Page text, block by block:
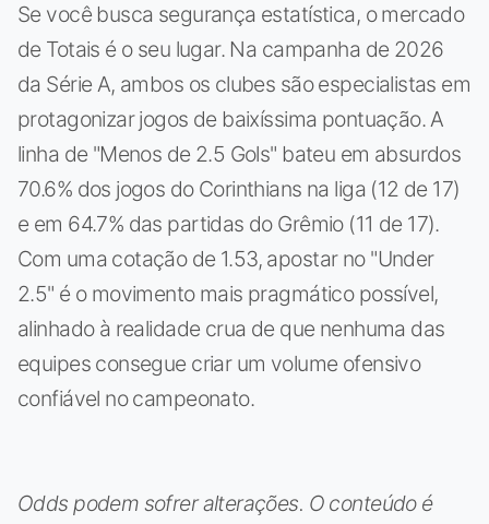
Se você busca segurança estatística, o mercado
de Totais é o seu lugar. Na campanha de 2026
da Série A, ambos os clubes são especialistas em
protagonizar jogos de baixíssima pontuação. A
linha de "Menos de 2.5 Gols" bateu em absurdos
70.6% dos jogos do Corinthians na liga (12 de 17)
e em 64.7% das partidas do Grêmio (11 de 17).
Com uma cotação de 1.53, apostar no "Under
2.5" é o movimento mais pragmático possível,
alinhado à realidade crua de que nenhuma das
equipes consegue criar um volume ofensivo
confiável no campeonato.
Odds podem sofrer alterações. O conteúdo é